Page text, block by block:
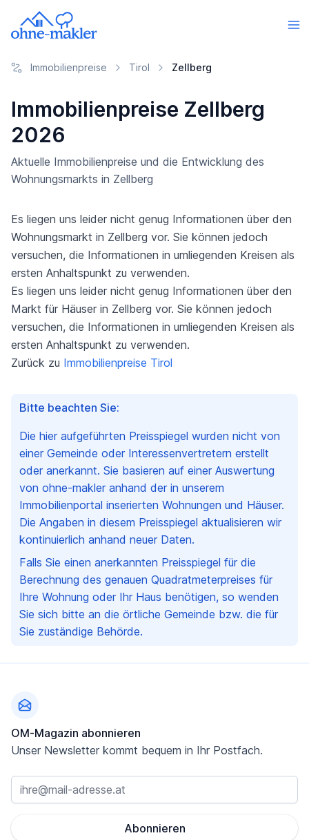
Immobilienpreise Tirol Zellberg
Immobilienpreise Zellberg
2026
Aktuelle Immobilienpreise und die Entwicklung des
Wohnungsmarkts in Zellberg
Es liegen uns leider nicht genug Informationen über den
Wohnungsmarkt in Zellberg vor. Sie können jedoch
versuchen, die Informationen in umliegenden Kreisen als
ersten Anhaltspunkt zu verwenden.
Es liegen uns leider nicht genug Informationen über den
Markt für Häuser in Zellberg vor. Sie können jedoch
versuchen, die Informationen in umliegenden Kreisen als
ersten Anhaltspunkt zu verwenden.
Zurück zu Immobilienpreise Tirol
Bitte beachten Sie:
Die hier aufgeführten Preisspiegel wurden nicht von
einer Gemeinde oder Interessenvertretern erstellt
oder anerkannt. Sie basieren auf einer Auswertung
von ohne-makler anhand der in unserem
Immobilienportal inserierten Wohnungen und Häuser.
Die Angaben in diesem Preisspiegel aktualisieren wir
kontinuierlich anhand neuer Daten.
Falls Sie einen anerkannten Preisspiegel für die
Berechnung des genauen Quadratmeterpreises für
Ihre Wohnung oder Ihr Haus benötigen, so wenden
Sie sich bitte an die örtliche Gemeinde bzw. die für
Sie zuständige Behörde.
OM-Magazin abonnieren
Unser Newsletter kommt bequem in Ihr Postfach.
Abonnieren